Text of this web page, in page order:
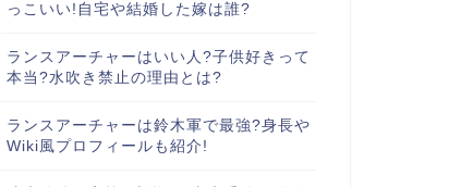
っこいい!自宅や結婚した嫁は誰?
ランスアーチャーはいい人?子供好きって
本当?水吹き禁止の理由とは?
ランスアーチャーは鈴木軍で最強?身長や
Wiki風プロフィールも紹介!